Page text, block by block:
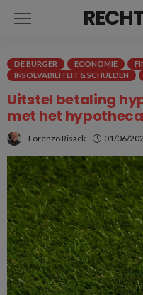
DE BURGER ECONOMIE
INSOLVABILITEIT & SCHULDEN
Uitstel betaling
met het
Lorenzo Risack 01/06/